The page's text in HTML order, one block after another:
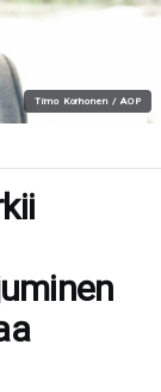
Timo Korhonen / AOP